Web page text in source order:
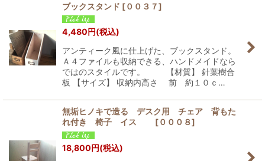
ブックスタンド [００３７]
4,480円(税込)
アンティーク風に仕上げた、ブックスタンド。
Ａ４ファイルも収納できる、ハンドメイドなら
ではのスタイルです。 【材質】 針葉樹合
板 【サイズ】 収納内高さ 前 約１０ｃ…
無垢ヒノキで造る デスク用 チェア 背もた
れ付き 椅子 イス
[０００８]
18,800円(税込)